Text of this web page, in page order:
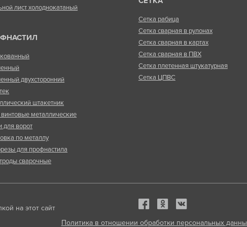
лист холоднокатаный
двухсторонний
штакетник
металлические
для ворот
по металлу
для профнастила
сварочные
Сетка рабица
Сетка сварная в рулонах
Сетка сварная в картах
Сетка сварная в ПВХ
Сетка плетенная штукатурная
Сетка ЦПВС
на этот сайт
Политика в отношении обработки персональных